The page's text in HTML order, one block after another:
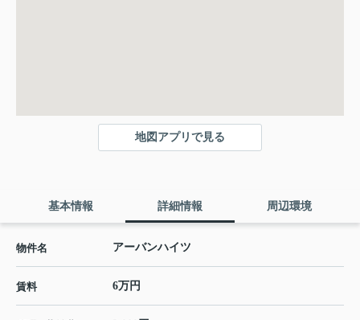
地図アプリで見る
基本情報 詳細情報 周辺環境
物件名 アーバンハイツ
賃料 6万円